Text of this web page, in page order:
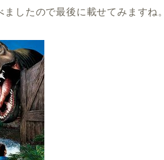
したので最後に載せてみますね。